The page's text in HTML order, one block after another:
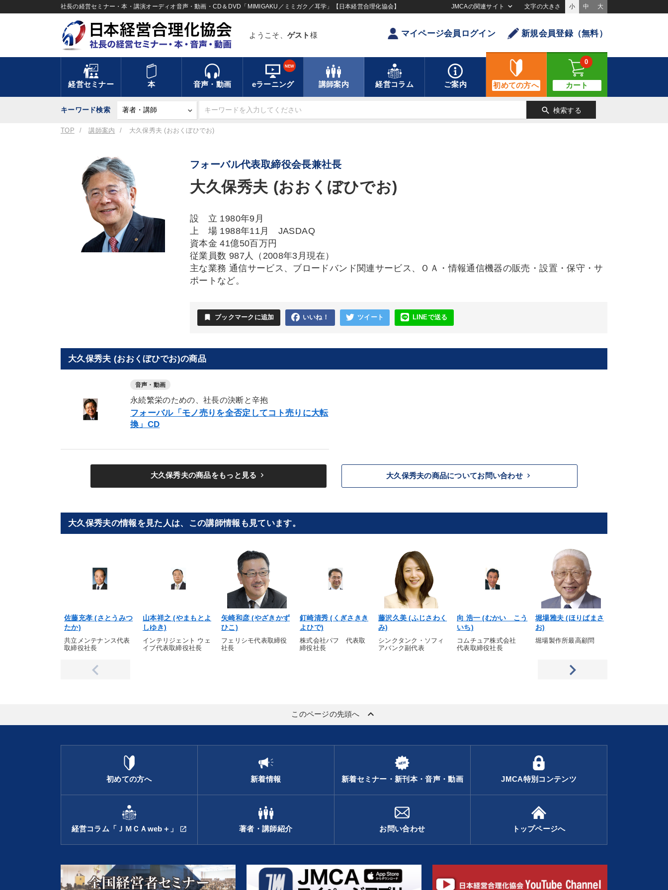
社長の経営セミナー・本・講演オーディオ音声・動画・CD＆DVD「MIMIGAKU／ミミガク／耳学」【日本経営合理化協会】 JMCAの関連サイト 文字の大きさ 小 中 大
ようこそ、 ゲスト 様 マイページ会員ログイン 新規会員登録（無料）
経営セミナー 本 音声・動画 eラーニング
NEW
講師案内 経営コラム ご案内 初めての方へ カート
0
キーワード検索 search 検索する
TOP 講師案内 大久保秀夫 (おおくぼひでお)
フォーバル代表取締役会長兼社長
大久保秀夫 (おおくぼひでお)
設 立 1980年9月
上 場 1988年11月 JASDAQ
資本金 41億50百万円
従業員数 987人（2008年3月現在）
主な業務 通信サービス、ブロードバンド関連サービス、ＯＡ・情報通信機器の販売・設置・保守・サ
ポートなど。
bookmark ブックマークに追加 いいね！ ツイート LINEで送る
大久保秀夫 (おおくぼひでお)の商品
音声・動画
永続繁栄のための、社長の決断と辛抱
フォーバル「モノ売りを全否定してコト売りに大転
換」CD
大久保秀夫の商品をもっと見る keyboard_arrow_right 大久保秀夫の商品についてお問い合わせ keyboard_arrow_right
大久保秀夫の情報を見た人は、この講師情報も見ています。
佐藤充孝 (さとうみつ
たか)
共立メンテナンス代表
取締役社長
山本祥之 (やまもとよ
しゆき)
インテリジェント ウェ
イブ代表取締役社長
矢崎和彦 (やざきかず
ひこ)
フェリシモ代表取締役
社長
釘崎清秀 (くぎさきき
よひで)
株式会社パフ 代表取
締役社長
藤沢久美 (ふじさわく
み)
シンクタンク・ソフィ
アバンク副代表
向 浩一 (むかい こう
いち)
コムチュア株式会社
代表取締役社長
堀場雅夫 (ほりばまさ
お)
堀場製作所最高顧問
このページの先頭へ keyboard_arrow_up
初めての方へ 新着情報 新着セミナー・新刊本・音声・動画 JMCA特別コンテンツ
経営コラム「ＪＭＣＡweb＋」 open_in_new 著者・講師紹介 お問い合わせ トップページへ